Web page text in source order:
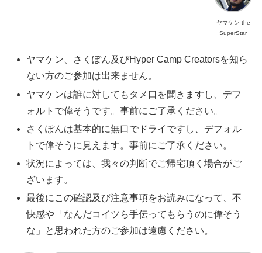
ヤマケン the
SuperStar
ヤマケン、さくぽん及びHyper Camp Creatorsを知ら
ない方のご参加は出来ません。
ヤマケンは誰に対してもタメ口を聞きますし、デフ
ォルトで偉そうです。事前にご了承ください。
さくぽんは基本的に無口でドライですし、デフォル
トで偉そうに見えます。事前にご了承ください。
状況によっては、我々の判断でご帰宅頂く場合がご
ざいます。
最後にこの確認及び注意事項をお読みになって、不
快感や「なんだコイツら手伝ってもらうのに偉そう
な」と思われた方のご参加は遠慮ください。